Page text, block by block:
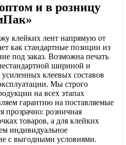
вариаций.
Опции
можно
на
странице
товара.
и в розницу
клейких лент напрямую от
как стандартные позиции из
под заказ. Возможна печать
шириной и
клеевых составов
Мы строго
на всех этапах
гарантию на поставляемые
прозрачно: розничная
товаров, а для клейких
индивидуальное
с выгодными условиями.